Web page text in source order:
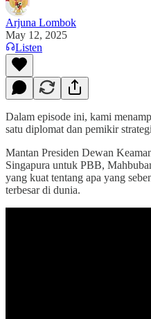
Arjuna Lombok
May 12, 2025
Listen
Dalam episode ini, kami
satu diplomat dan pemikir
Mantan Presiden Dewan
Singapura untuk PBB,
yang kuat tentang apa yang
terbesar di dunia.